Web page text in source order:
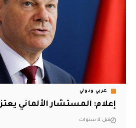
عربي ودولي
إعلام: المستشار الألماني
قبل 4 سنوات